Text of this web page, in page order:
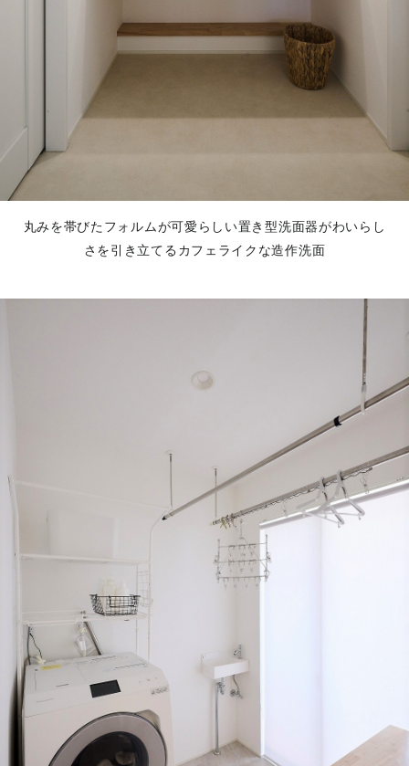
丸みを帯びたフォルムが可愛らしい置き型洗面器がわいらし
さを引き立てるカフェライクな造作洗面